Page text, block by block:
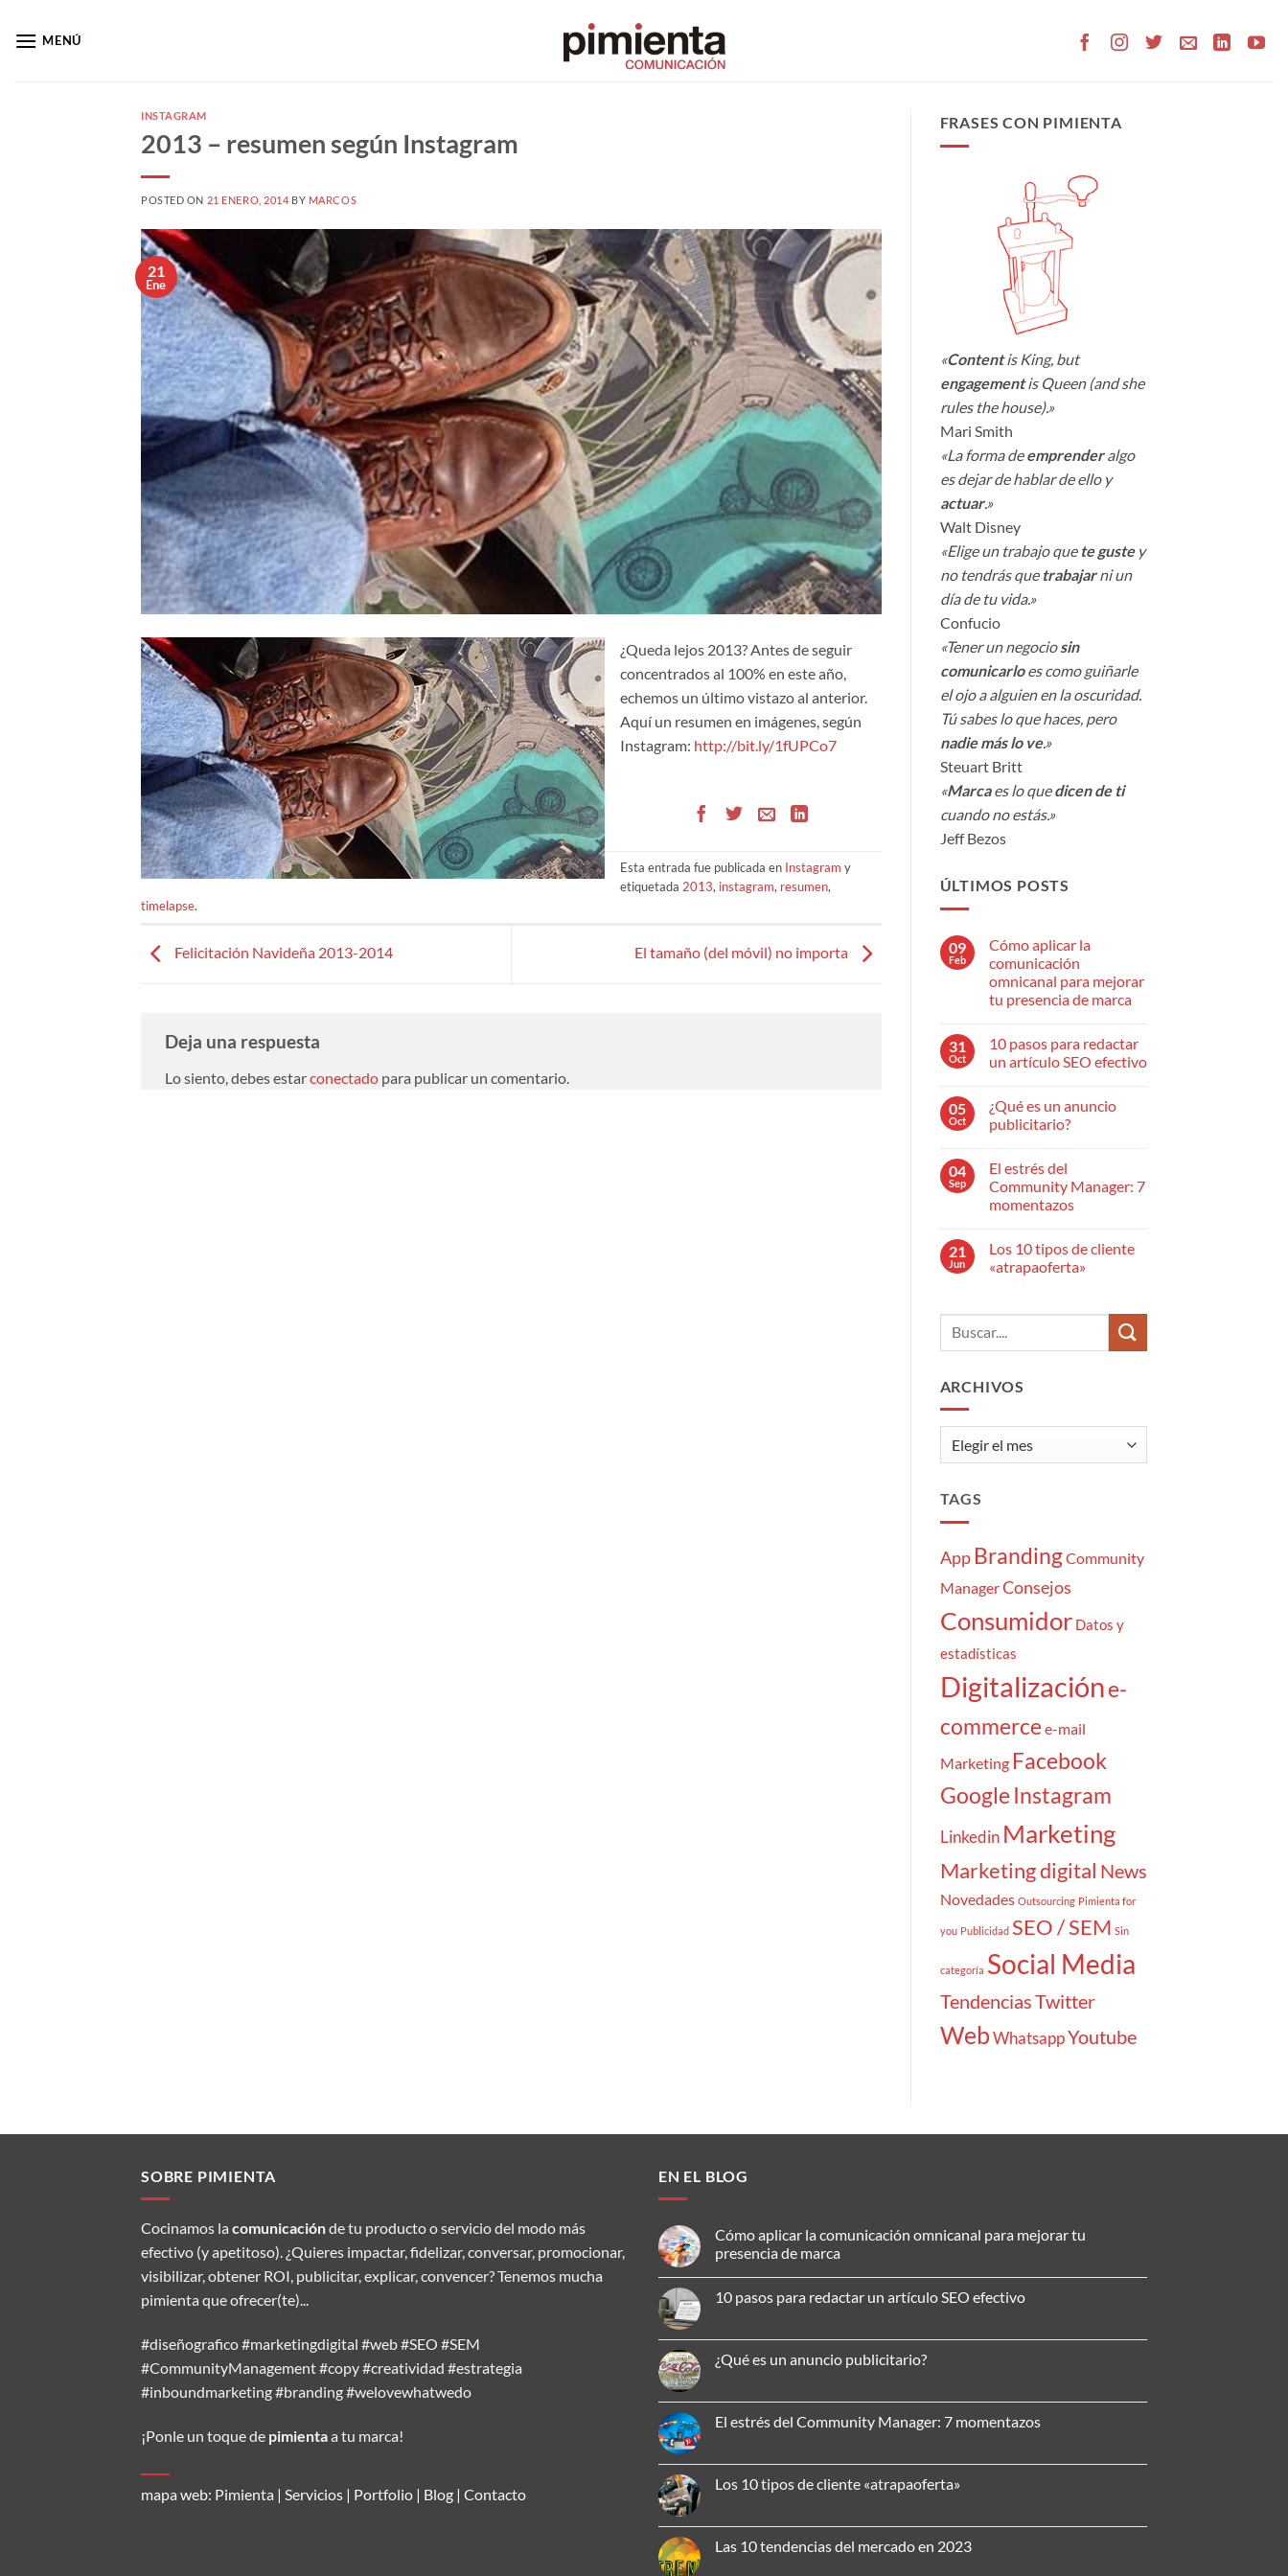
MENÚ
INSTAGRAM
2013 – resumen según Instagram
POSTED ON 21 ENERO, 2014 BY MARCOS
21
Ene
¿Queda lejos 2013? Antes de seguir
concentrados al 100% en este año,
echemos un último vistazo al anterior.
Aquí un resumen en imágenes, según
Instagram: http://bit.ly/1fUPCo7
Esta entrada fue publicada en Instagram y
etiquetada 2013, instagram, resumen,
timelapse.
Felicitación Navideña 2013-2014 El tamaño (del móvil) no importa
Deja una respuesta
Lo siento, debes estarconectado para publicar un comentario.
FRASES CON PIMIENTA
«Contentis King, but
engagementis Queen (and she
rules the house).»
Mari Smith
«La forma deemprenderalgo
es dejar de hablar de ello y
actuar.»
Walt Disney
«Elige un trabajo que te gustey
no tendrás que trabajarni un
día de tu vida.»
Confucio
«Tener un negociosin
comunicarloes como guiñarle
el ojo a alguien en la oscuridad.
Tú sabes lo que haces, pero
nadie más lo ve.»
Steuart Britt
«Marcaes lo quedicen de ti
cuando no estás.»
Jeff Bezos
ÚLTIMOS POSTS
09
Feb
Cómo aplicar la
comunicación
omnicanal para mejorar
tu presencia de marca
comentarios
Cómo
comunicación
omnicanal
para
presencia
de
marca
31
Oct
10 pasos para redactar
un artículo SEO efectivo
comentarios
en
10
redactar
un
artículo
SEO
05
Oct
¿Qué es un anuncio
publicitario?
comentarios
en
¿Qué
es
publicitario?
04
Sep
El estrés del
Community Manager: 7
momentazos
comentarios
El
7
momentazos
21
Jun
Los 10 tipos de cliente
«atrapaoferta»
comentarios
Los
10
cliente
ARCHIVOS
TAGS
App BrandingCommunity
ManagerConsejos
Consumidor Datos y
estadísticas
Digitalizacióne-
commerce e-mail
Marketing Facebook
Google Instagram
Linkedin Marketing
Marketing digital News
Novedades Outsourcing Pimienta for
you Publicidad SEO / SEM Sin
categoría Social Media
TendenciasTwitter
WebWhatsappYoutube
SOBRE PIMIENTA
Cocinamos la comunicaciónde tu producto o servicio del modo más
efectivo (y apetitoso). ¿Quieres impactar, fidelizar, conversar, promocionar,
visibilizar, obtener ROI, publicitar, explicar, convencer? Tenemos mucha
pimienta que ofrecer(te)...
#diseñografico #marketingdigital #web #SEO #SEM
#CommunityManagement #copy #creatividad #estrategia
#inboundmarketing #branding #welovewhatwedo
¡Ponle un toque de pimientaa tu marca!
mapa web: Pimienta | Servicios | Portfolio | Blog | Contacto
EN EL BLOG
Cómo aplicar la comunicación omnicanal para mejorar tu
presencia de marca
comentarios
comunicación
omnicanal
presencia
10 pasos para redactar un artículo SEO efectivo
comentarios
en
10
redactar
un
artículo
¿Qué es un anuncio publicitario?
comentarios
en
¿Qué
anuncio
publicitario?
El estrés del Community Manager: 7 momentazos
comentarios
en
El
Community
Manager:
7
Los 10 tipos de cliente «atrapaoferta»
comentarios
en
Los
Las 10 tendencias del mercado en 2023